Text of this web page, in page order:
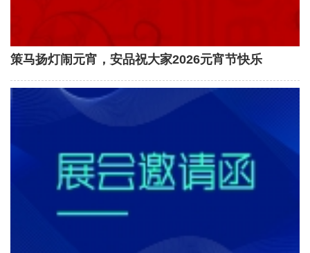
策马扬灯闹元宵，安品祝大家2026元宵节快乐